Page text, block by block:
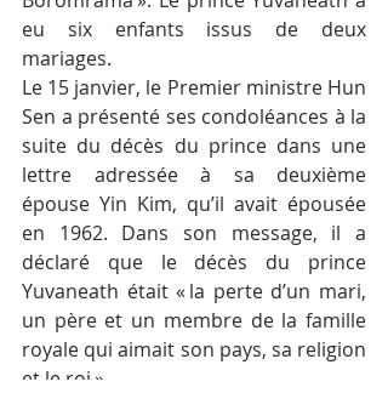
eu six enfants issus de deux
mariages.
Le 15 janvier, le Premier ministre Hun
Sen a présenté ses condoléances à la
suite du décès du prince dans une
lettre adressée à sa deuxième
épouse Yin Kim, qu’il avait épousée
en 1962. Dans son message, il a
déclaré que le décès du prince
Yuvaneath était « la perte d’un mari,
un père et un membre de la famille
royale qui aimait son pays, sa religion
et le roi ».